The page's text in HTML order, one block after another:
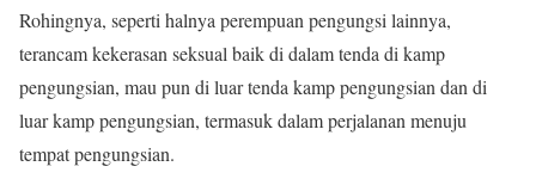
Rohingnya, seperti halnya perempuan pengungsi lainnya,
terancam kekerasan seksual baik di dalam tenda di kamp
pengungsian, mau pun di luar tenda kamp pengungsian dan di
luar kamp pengungsian, termasuk dalam perjalanan menuju
tempat pengungsian.